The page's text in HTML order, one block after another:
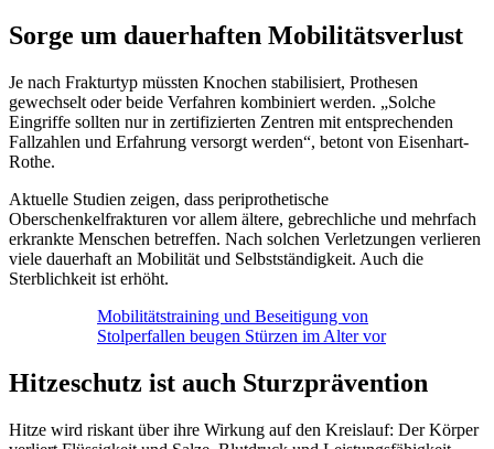
Sorge um dauerhaften Mobilitätsverlust
Je nach Frakturtyp müssten Knochen stabilisiert, Prothesen
gewechselt oder beide Verfahren kombiniert werden. „Solche
Eingriffe sollten nur in zertifizierten Zentren mit entsprechenden
Fallzahlen und Erfahrung versorgt werden“, betont von Eisenhart-
Rothe.
Aktuelle Studien zeigen, dass periprothetische
Oberschenkelfrakturen vor allem ältere, gebrechliche und mehrfach
erkrankte Menschen betreffen. Nach solchen Verletzungen verlieren
viele dauerhaft an Mobilität und Selbstständigkeit. Auch die
Sterblichkeit ist erhöht.
Mobilitätstraining und Beseitigung von
Stolperfallen beugen Stürzen im Alter vor
Hitzeschutz ist auch Sturzprävention
Hitze wird riskant über ihre Wirkung auf den Kreislauf: Der Körper